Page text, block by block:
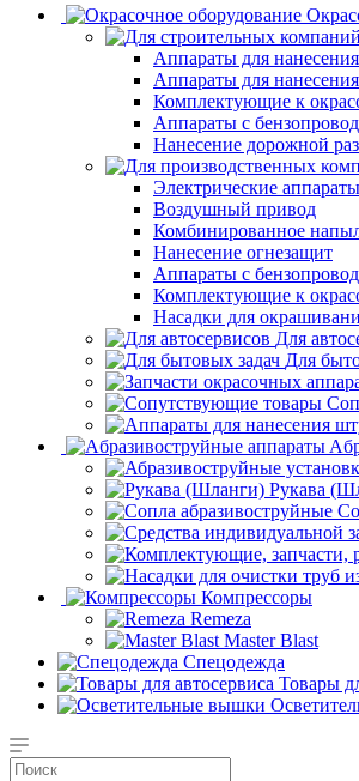
Аппараты для
Аппараты для
Комплектующие к
Аппараты с
Нанесение дорожной
Электрические аппараты
Воздушный привод
Комбинированное
Нанесение огнезащит
Аппараты с
Комплектующие к
Насадки для
Для
Для
Рукава
Компрессоры
Remeza
Master Blast
Спецодежда
Товары